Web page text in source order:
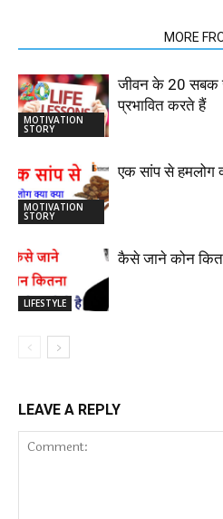
MORE
MOTIVATION
STORY
जीवन के 20 सबक
प्रभावित करते हैं
MOTIVATION
STORY
एक सांप से हमलोग
LIFESTYLE
कैसे जाने कोन
LEAVE A REPLY